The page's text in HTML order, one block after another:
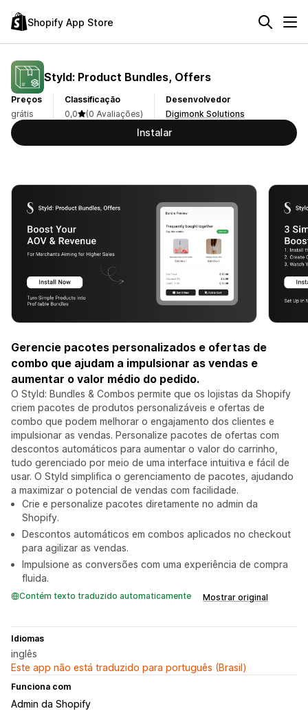
Shopify App Store
Styld: Product Bundles, Offers
Preços
grátis
Classificação
0,0
(0 Avaliações)
Desenvolvedor
Digimonk Solutions
Instalar
Gerencie pacotes personalizados e ofertas de
combo que ajudam a impulsionar as vendas e
aumentar o valor médio do pedido.
O Styld: Bundles & Combos permite que os lojistas da Shopify
criem pacotes de produtos personalizáveis e ofertas de
combo que podem melhorar o engajamento dos clientes e
impulsionar as vendas. Personalize pacotes de ofertas com
descontos automáticos para aumentar o valor do carrinho,
tudo gerenciado por meio de uma interface intuitiva e fácil de
usar. O Styld simplifica o gerenciamento de pacotes, ajudando
a maximizar o potencial de vendas com facilidade.
Crie e personalize pacotes diretamente no admin da
Shopify.
Descontos automáticos em combos aplicados no checkout
para agilizar as vendas.
Impulsione as conversões com uma experiência de compra
fluida.
Contém texto traduzido automaticamente Mostrar original
Idiomas
inglês
Este app não está traduzido para português (Brasil)
Funciona com
Admin da Shopify